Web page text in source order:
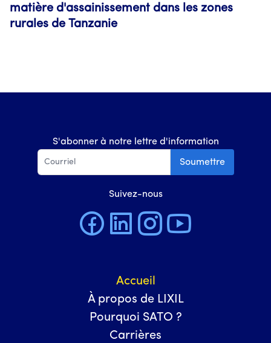
matière d'assainissement dans les zones
rurales de Tanzanie
S'abonner à notre lettre d'information
Soumettre
Suivez-nous
Accueil
À propos de LIXIL
Pourquoi SATO ?
Carrières